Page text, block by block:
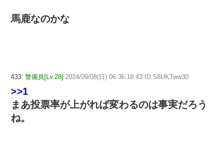
馬鹿なのかな
433: 警備員[Lv.28] 2024/09/08(日) 06:36:18.43 ID:S8UKTww30
>>1
まあ投票率が上がれば変わるのは事実だろう
ね。